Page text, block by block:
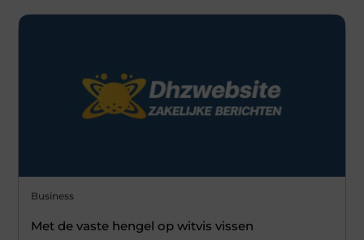
Business
Met de vaste hengel op witvis vissen